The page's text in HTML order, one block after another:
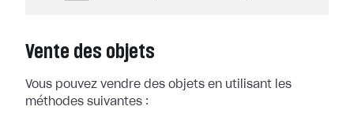
Vente des objets
Vous pouvez vendre des objets en utilisant les
méthodes suivantes :